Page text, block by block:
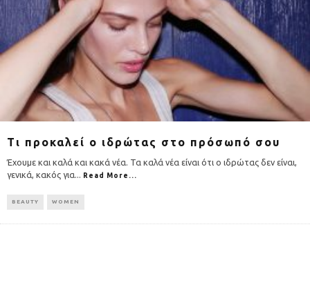
Τι προκαλεί ο ιδρώτας στο πρόσωπό σου
Έχουμε και καλά και κακά νέα. Τα καλά νέα είναι ότι ο ιδρώτας δεν είναι,
γενικά, κακός για... Read More...
BEAUTY WOMEN